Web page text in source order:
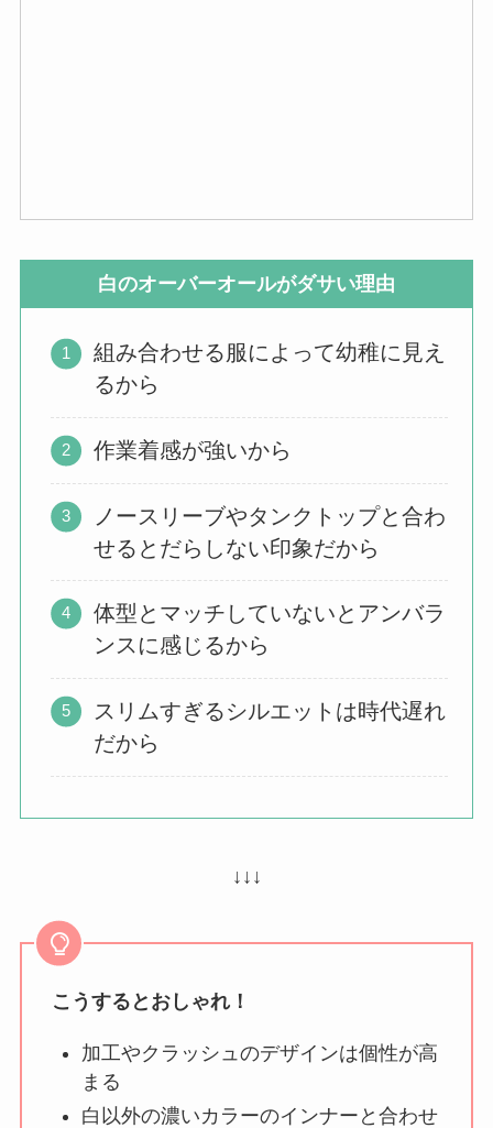
白のオーバーオールがダサい理由
組み合わせる服によって幼稚に見え
るから
作業着感が強いから
ノースリーブやタンクトップと合わ
せるとだらしない印象だから
体型とマッチしていないとアンバラ
ンスに感じるから
スリムすぎるシルエットは時代遅れ
だから
↓↓↓
こうするとおしゃれ！
加工やクラッシュのデザインは個性が高
まる
白以外の濃いカラーのインナーと合わせ